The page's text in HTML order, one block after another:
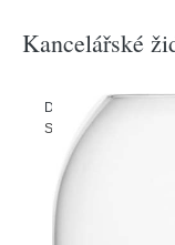
Kancelářské
Domů Produkty >
Skleněná váza – Orion